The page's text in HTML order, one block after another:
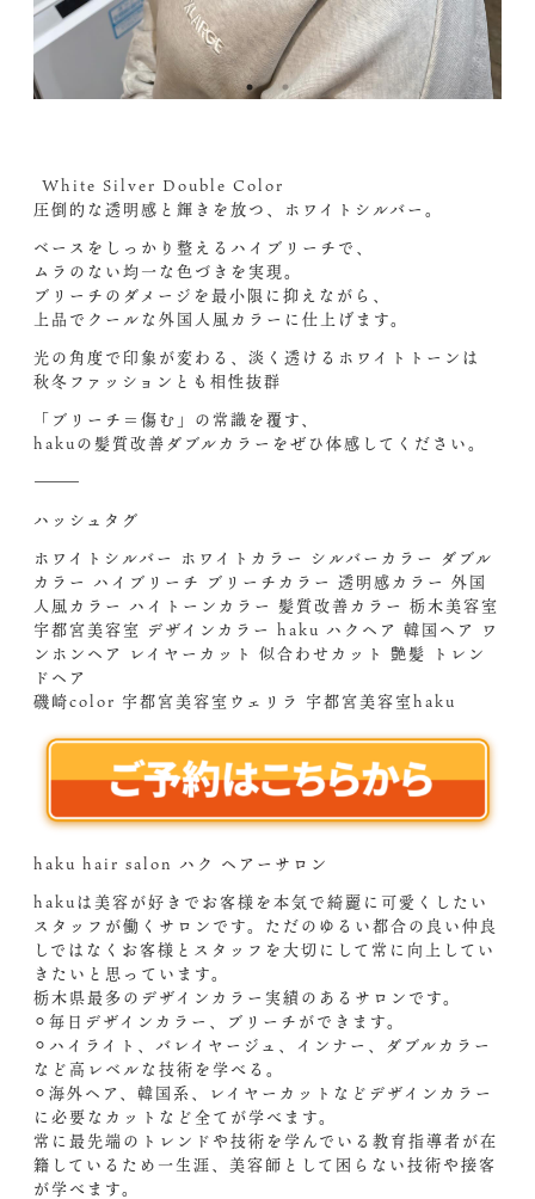
️ White Silver Double Color ️
圧倒的な透明感と輝きを放つ、ホワイトシルバー。
ベースをしっかり整えるハイブリーチで、
ムラのない均一な色づきを実現。
ブリーチのダメージを最小限に抑えながら、
上品でクールな外国人風カラーに仕上げます。
光の角度で印象が変わる、淡く透けるホワイトトーンは
秋冬ファッションとも相性抜群
「ブリーチ＝傷む」の常識を覆す、
hakuの髪質改善ダブルカラーをぜひ体感してください。
⸻
ハッシュタグ
ホワイトシルバー ホワイトカラー シルバーカラー ダブル
カラー ハイブリーチ ブリーチカラー 透明感カラー 外国
人風カラー ハイトーンカラー 髪質改善カラー 栃木美容室
宇都宮美容室 デザインカラー haku ハクヘア 韓国ヘア ワ
ンホンヘア レイヤーカット 似合わせカット 艶髪 トレン
ドヘア
磯崎color 宇都宮美容室ウェリラ 宇都宮美容室haku
haku hair salon ハク ヘアーサロン
hakuは美容が好きでお客様を本気で綺麗に可愛くしたい
スタッフが働くサロンです。ただのゆるい都合の良い仲良
しではなくお客様とスタッフを大切にして常に向上してい
きたいと思っています。
栃木県最多のデザインカラー実績のあるサロンです。
⚪︎毎日デザインカラー、ブリーチができます。
⚪︎ハイライト、バレイヤージュ、インナー、ダブルカラー
など高レベルな技術を学べる。
⚪︎海外ヘア、韓国系、レイヤーカットなどデザインカラー
に必要なカットなど全てが学べます。
常に最先端のトレンドや技術を学んでいる教育指導者が在
籍しているため一生涯、美容師として困らない技術や接客
が学べます。